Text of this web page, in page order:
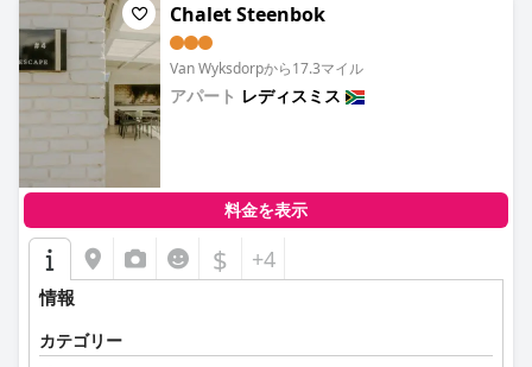
Chalet Steenbok
Van Wyksdorpから17.3マイル
アパート レディスミス
料金を表示
$ +4
情報
カテゴリー